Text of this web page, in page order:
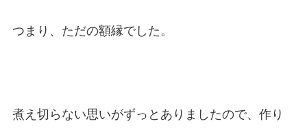
つまり、ただの額縁でした。
煮え切らない思いがずっとありましたので、作り